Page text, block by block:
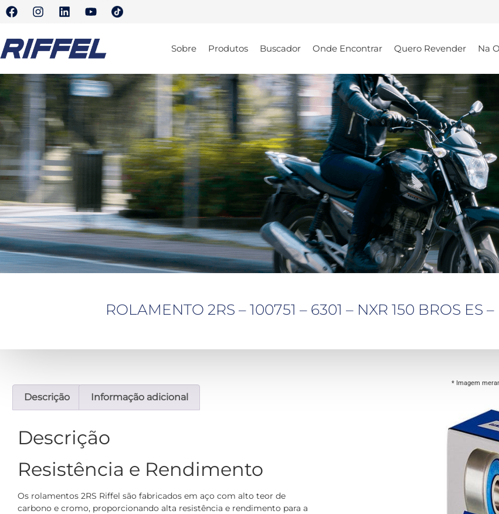
Sobre Produtos Buscador Onde Encontrar Quero Revender Na
ROLAMENTO 2RS – 100751 – 6301 – NXR 150 BROS ES –
Descrição Informação adicional
Descrição
Resistência e Rendimento
Os rolamentos 2RS Riffel são fabricados em aço com alto teor de
carbono e cromo, proporcionando alta resistência e rendimento para a
* Imagem